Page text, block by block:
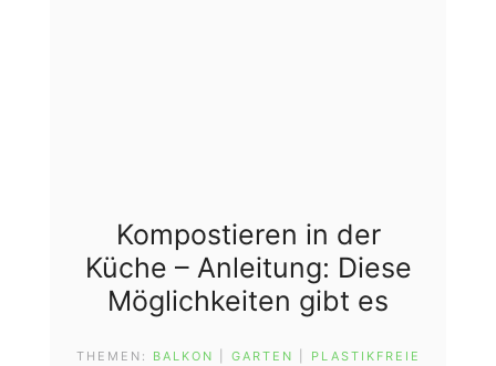
Kompostieren in der
Küche – Anleitung: Diese
Möglichkeiten gibt es
THEMEN: BALKON GARTEN
PLASTIKFREIE